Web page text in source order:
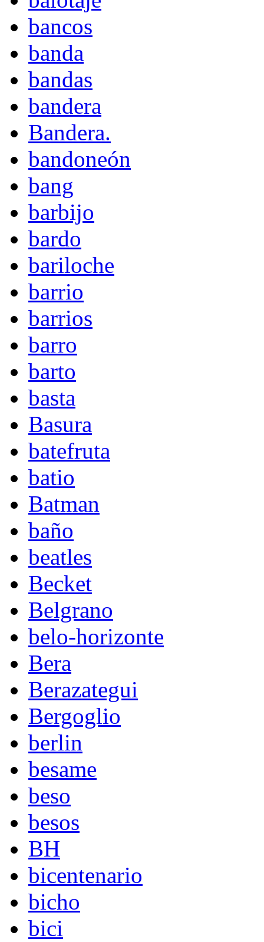
bancos
banda
bandas
bandera
Bandera.
bandoneón
bang
barbijo
bardo
bariloche
barrio
barrios
barro
barto
basta
Basura
batefruta
batio
Batman
baño
beatles
Becket
Belgrano
belo-horizonte
Bera
Berazategui
Bergoglio
berlin
besame
beso
besos
BH
bicentenario
bicho
bici